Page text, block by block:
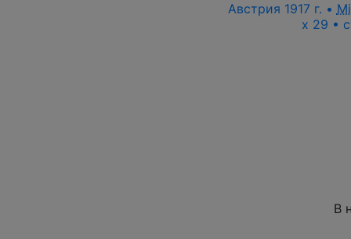
Австрия 1917 г. •
x 29 •
В